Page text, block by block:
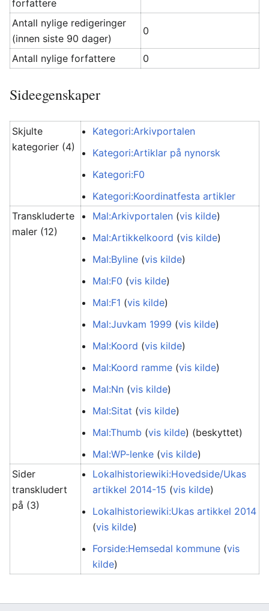
forfattere
Antall nylige redigeringer
(innen siste 90 dager)
0
Antall nylige forfattere 0
Sideegenskaper
Skjulte
kategorier (4)
Kategori:Arkivportalen
Kategori:Artiklar på nynorsk
Kategori:F0
Kategori:Koordinatfesta artikler
Transkluderte
maler (12)
Mal:Arkivportalen (vis kilde)
Mal:Artikkelkoord (vis kilde)
Mal:Byline (vis kilde)
Mal:F0 (vis kilde)
Mal:F1 (vis kilde)
Mal:Juvkam 1999 (vis kilde)
Mal:Koord (vis kilde)
Mal:Koord ramme (vis kilde)
Mal:Nn (vis kilde)
Mal:Sitat (vis kilde)
Mal:Thumb (vis kilde) (beskyttet)
Mal:WP-lenke (vis kilde)
Sider
transkludert
på (3)
Lokalhistoriewiki:Hovedside/Ukas
artikkel 2014-15 (vis kilde)
Lokalhistoriewiki:Ukas artikkel 2014
(vis kilde)
Forside:Hemsedal kommune (vis
kilde)